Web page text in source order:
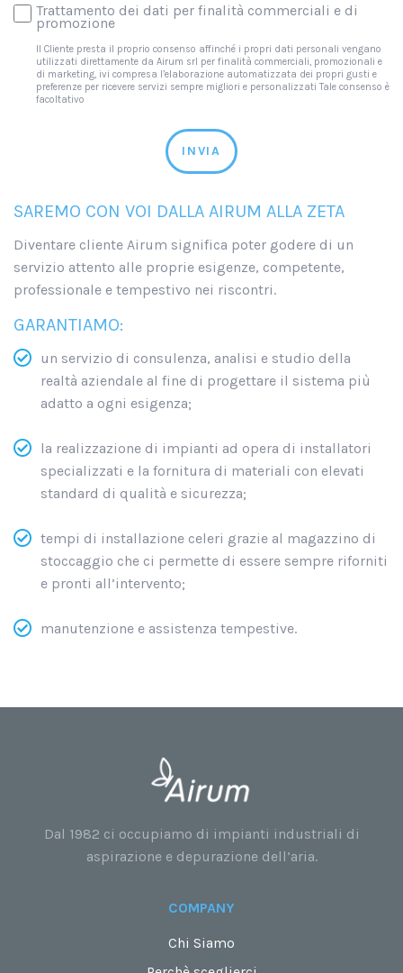
Trattamento dei dati per finalità commerciali e di
promozione
Il Cliente presta il proprio consenso affinché i propri dati personali vengano
utilizzati direttamente da Airum srl per finalità commerciali, promozionali e
di marketing, ivi compresa l’elaborazione automatizzata dei propri gusti e
preferenze per ricevere servizi sempre migliori e personalizzati Tale consenso è
facoltativo
INVIA
SAREMO CON VOI DALLA AIRUM ALLA ZETA
Diventare cliente Airum significa poter godere di un
servizio attento alle proprie esigenze, competente,
professionale e tempestivo nei riscontri.
GARANTIAMO:
un servizio di consulenza, analisi e studio della
realtà aziendale al fine di progettare il sistema più
adatto a ogni esigenza;
la realizzazione di impianti ad opera di installatori
specializzati e la fornitura di materiali con elevati
standard di qualità e sicurezza;
tempi di installazione celeri grazie al magazzino di
stoccaggio che ci permette di essere sempre riforniti
e pronti all’intervento;
manutenzione e assistenza tempestive.
Dal 1982 ci occupiamo di impianti industriali di
aspirazione e depurazione dell’aria.
COMPANY
Chi Siamo